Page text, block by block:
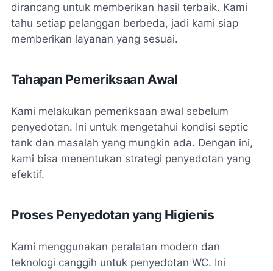
dirancang untuk memberikan hasil terbaik. Kami
tahu setiap pelanggan berbeda, jadi kami siap
memberikan layanan yang sesuai.
Tahapan Pemeriksaan Awal
Kami melakukan pemeriksaan awal sebelum
penyedotan. Ini untuk mengetahui kondisi septic
tank dan masalah yang mungkin ada. Dengan ini,
kami bisa menentukan strategi penyedotan yang
efektif.
Proses Penyedotan yang Higienis
Kami menggunakan peralatan modern dan
teknologi canggih untuk penyedotan WC. Ini